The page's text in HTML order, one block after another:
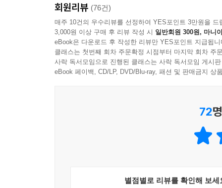
“뭐라 하오?”
“아뢰옵기 황공하오나…….”
제갈근이 뜸을 들이며 말을 잇지 못하자 손권이 재
“괜찮으니 말해 보오.”
“호랑이의 딸을…… 개의 아들에게 주겠느냐고
순간 손권의 얼굴이 일그러지더니 자리를 박차며
--- 「관우 실언, 입은 화를 부르는 문, 혀는 목을 자
있었죠. 누려 볼 것을 다 누려 본 그가 무엇이 더
난세에 영웅이 나온다는 말처럼, 현재의 우리는
아닐까?
삼국지를 사랑하는 팬들에게는 다들 각자의 영웅
속삭인다.『설민석의 삼국지』는 먼저 삼국지를
인생의 참뜻을 간접 체험하면서 자신은 물론 조직
회원리뷰 (76건)
매주 10건의 우수리뷰를 선정하여 YES포인트 3만원을 드
3,000원 이상 구매 후 리뷰 작성 시 일반회원 300원, 마니
eBook은 다운로드 후 작성한 리뷰만 YES포인트 지급됩니
클래스는 첫번째 회차 주문확정 시점부터 마지막 회차 주
사락 독서모임으로 진행된 클래스는 사락 독서모임 게시
eBook 페이백, CD/LP, DVD/Blu-ray, 패션 및 판매금지 상
72
별점별로 리뷰를 확인해 보세